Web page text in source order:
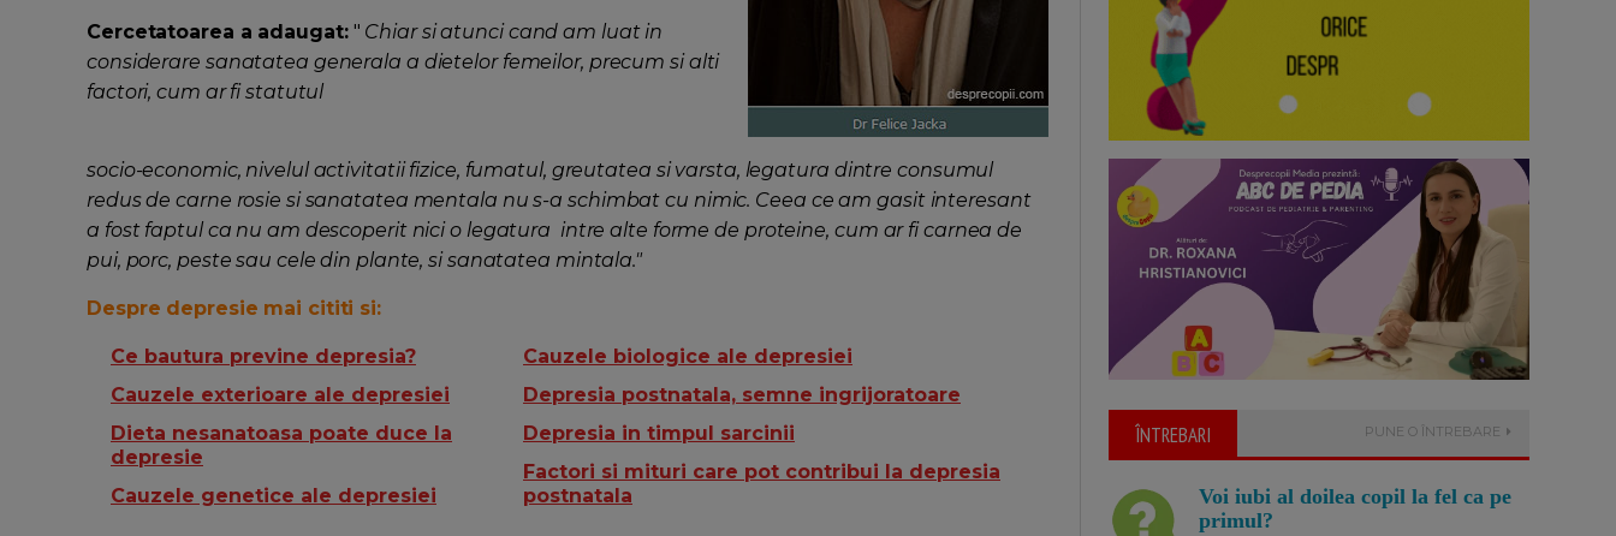
Cercetatoarea a adaugat:" Chiar si atunci cand am luat in
considerare sanatatea generala a dietelor femeilor, precum si alti
factori, cum ar fi statutul
socio-economic, nivelul activitatii fizice, fumatul, greutatea si varsta, legatura dintre consumul
redus de carne rosie si sanatatea mentala nu s-a schimbat cu nimic. Ceea ce am gasit interesant
a fost faptul ca nu am descoperit nici o legatura intre alte forme de proteine, cum ar fi carnea de
pui, porc, peste sau cele din plante, si sanatatea mintala."
Despre depresie mai cititi si:
Ce bautura previne depresia?
Cauzele exterioare ale depresiei
Dieta nesanatoasa poate duce la
depresie
Cauzele genetice ale depresiei
Cauzele biologice ale depresiei
Depresia postnatala, semne ingrijoratoare
Depresia in timpul sarcinii
Factori si mituri care pot contribui la depresia
postnatala
ÎNTREBARI PUNE O ÎNTREBARE
Voi iubi al doilea copil la fel ca pe
primul?